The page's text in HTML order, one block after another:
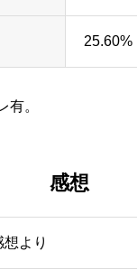
25.60%
有。
感想
より